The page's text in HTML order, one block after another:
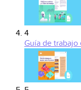
4
Guía de